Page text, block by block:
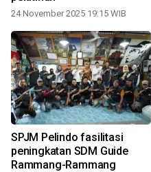
24 November 2025 19:15 WIB
SPJM Pelindo fasilitasi
peningkatan SDM Guide
Rammang-Rammang